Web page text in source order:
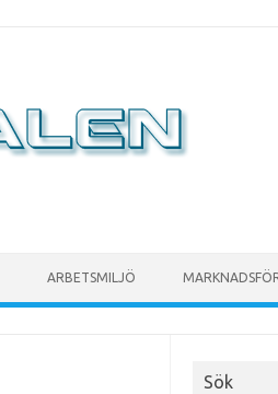
ARBETSMILJÖ
Sök